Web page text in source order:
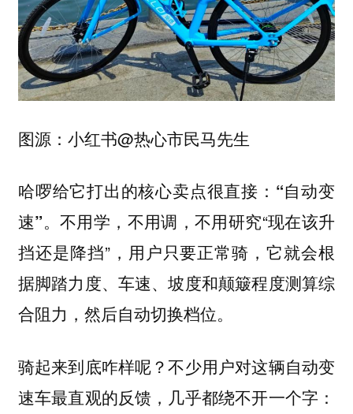
图源：小红书@热心市民马先生
哈啰给它打出的核心卖点很直接： “自动变
速”。不用学，不用调，不用研究“现在该升
挡还是降挡”，用户只要正常骑，它就会根
据脚踏力度、车速、坡度和颠簸程度测算综
合阻力，然后自动切换档位。
骑起来到底咋样呢？不少用户对这辆自动变
速车最直观的反馈，几乎都绕不开一个字：